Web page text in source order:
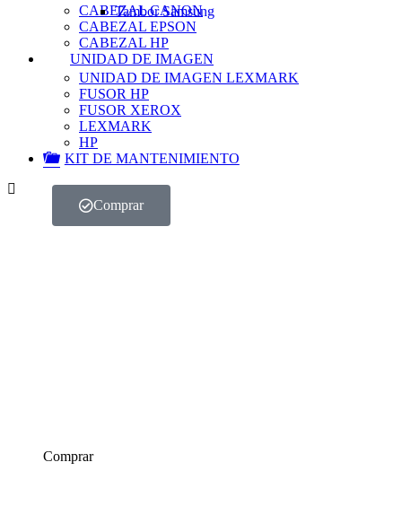
Comprar
Tambor Samsung
Comprar
CABEZAL CANON
CABEZAL EPSON
CABEZAL HP
UNIDAD DE IMAGEN
UNIDAD DE IMAGEN LEXMARK
FUSOR HP
FUSOR XEROX
LEXMARK
HP
KIT DE MANTENIMIENTO